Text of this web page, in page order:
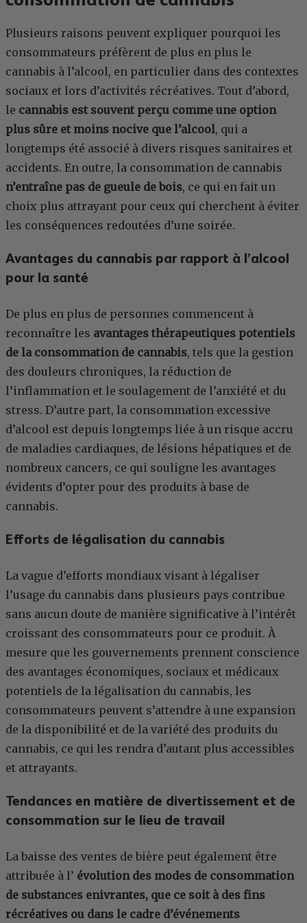
Plusieurs raisons peuvent expliquer pourquoi les
consommateurs préfèrent de plus en plus le
cannabis à l’alcool, en particulier dans des contextes
sociaux et lors d’activités récréatives. Tout d’abord,
le cannabis est souvent perçu comme une option
plus sûre et moins nocive que l’alcool, qui a
longtemps été associé à divers risques sanitaires et
accidents. En outre, la consommation de cannabis
n’entraîne pas de gueule de bois, ce qui en fait un
choix plus attrayant pour ceux qui cherchent à éviter
les conséquences redoutées d’une soirée.
Avantages du cannabis par rapport à l’alcool
pour la santé
De plus en plus de personnes commencent à
reconnaître les avantages thérapeutiques potentiels
de la consommation de cannabis, tels que la gestion
des douleurs chroniques, la réduction de
l’inflammation et le soulagement de l’anxiété et du
stress. D’autre part, la consommation excessive
d’alcool est depuis longtemps liée à un risque accru
de maladies cardiaques, de lésions hépatiques et de
nombreux cancers, ce qui souligne les avantages
évidents d’opter pour des produits à base de
cannabis.
Efforts de légalisation du cannabis
La vague d’efforts mondiaux visant à légaliser
l’usage du cannabis dans plusieurs pays contribue
sans aucun doute de manière significative à l’intérêt
croissant des consommateurs pour ce produit. À
mesure que les gouvernements prennent conscience
des avantages économiques, sociaux et médicaux
potentiels de la légalisation du cannabis, les
consommateurs peuvent s’attendre à une expansion
de la disponibilité et de la variété des produits du
cannabis, ce qui les rendra d’autant plus accessibles
et attrayants.
Tendances en matière de divertissement et de
consommation sur le lieu de travail
La baisse des ventes de bière peut également être
attribuée à l’ évolution des modes de consommation
de substances enivrantes, que ce soit à des fins
récréatives ou dans le cadre d’événements